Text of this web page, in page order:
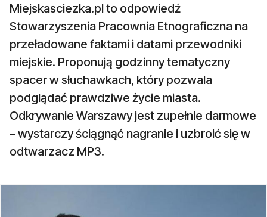
Miejskasciezka.pl to odpowiedź
Stowarzyszenia Pracownia Etnograficzna na
przeładowane faktami i datami przewodniki
miejskie. Proponują godzinny tematyczny
spacer w słuchawkach, który pozwala
podglądać prawdziwe życie miasta.
Odkrywanie Warszawy jest zupełnie darmowe
– wystarczy ściągnąć nagranie i uzbroić się w
odtwarzacz MP3.